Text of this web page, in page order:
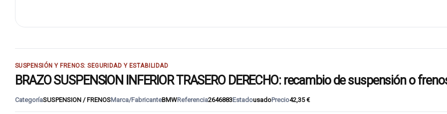
SUSPENSIÓN Y FRENOS: SEGURIDAD Y ESTABILIDAD
BRAZO SUSPENSION INFERIOR TRASERO DERECHO: recambio de suspensión o
CategoríaSUSPENSION / FRENOSMarca/FabricanteBMWReferencia2646883EstadousadoPrecio42,35 €